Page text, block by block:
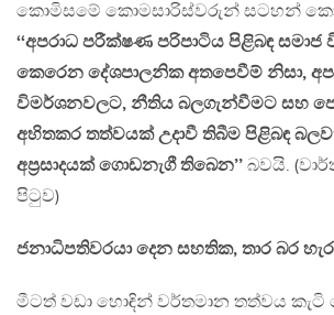
කොමිසමේ කොමසාරිස්වරුන් සටහන්
‘‘අපරාධ පරීක්ෂණ පරිපාටිය පිළිබඳ සමාජ
කෙරෙන දේශපාලනික අතපෙවීම් නිසා,
විමර්ශනවලට, නීතිය බලගැන්වීමට සහ
අහිතකර තත්වයක් උදාවී තිබීම පිළිබඳ
අප‍්‍රසාදයක් ගොඩනැගී තිබෙන’’ බවයි.
පිටුව)
ජනාධිපතිවරයා දෙන සහතික, තාර බර
මීටත් වඩා හොඳින් වර්තමාන තත්වය කැටි